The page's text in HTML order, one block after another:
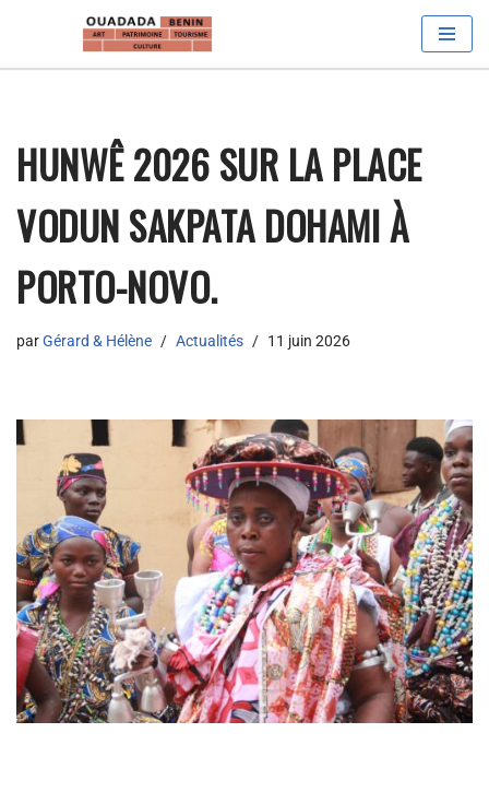
HUNWÊ 2026 SUR LA PLACE
VODUN SAKPATA DOHAMI À
PORTO-NOVO.
parGérard & Hélène Actualités 11 juin 2026